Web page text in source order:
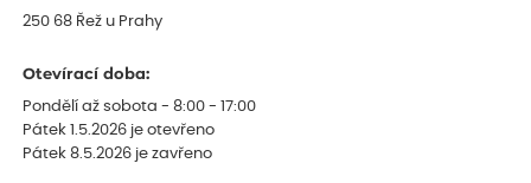
250 68 Řež u Prahy
Otevírací doba:
Pondělí až sobota - 8:00 - 17:00
Pátek 1.5.2026 je otevřeno
Pátek 8.5.2026 je zavřeno